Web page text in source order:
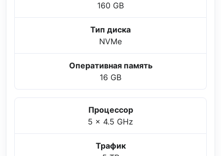
160 GB
Тип диска
NVMe
Оперативная память
16 GB
Процессор
5 x 4.5 GHz
Трафик